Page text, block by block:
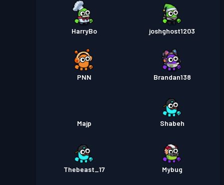
HarryBo joshghost1203
PNN Brandan138
Majp Shabeh
Thebeast_17 Mybug